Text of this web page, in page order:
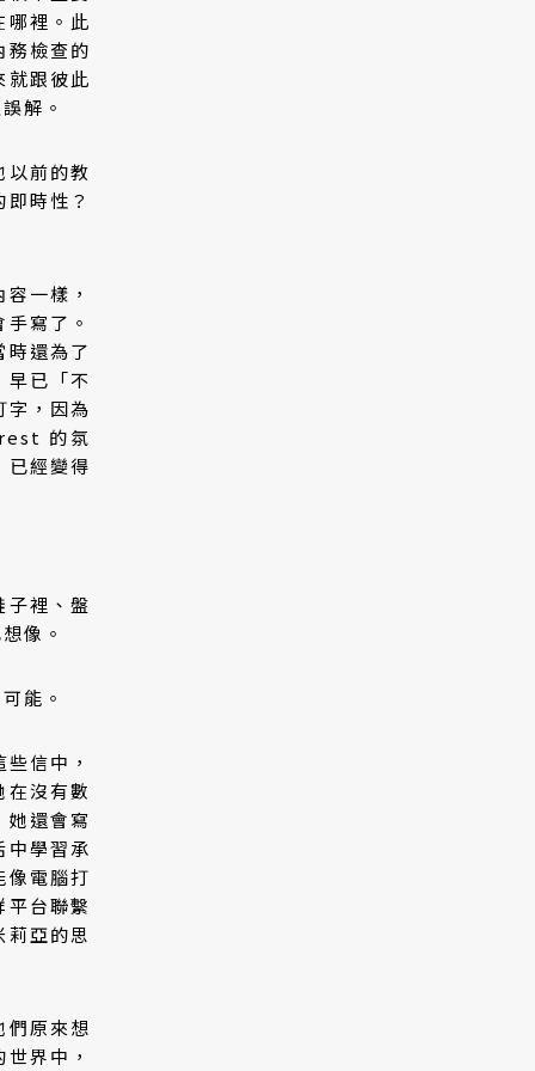
哪裡。此
務檢查的
就跟彼此
解。
以前的教
時性？
一樣，
寫了。
還為了
早已「不
字，因為
的氛
已經變得
子裡、盤
像。
能。
信中，
沒有數
還會寫
中學習承
像電腦打
台聯繫
亞的思
們原來想
界中，